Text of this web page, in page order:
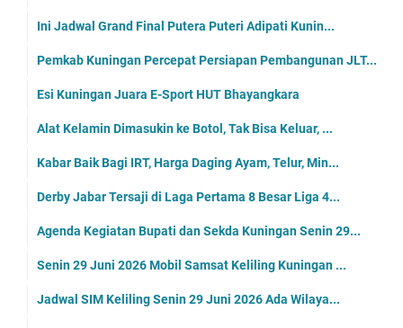
Ini Jadwal Grand Final Putera Puteri Adipati Kunin...
Pemkab Kuningan Percepat Persiapan Pembangunan JLT...
Esi Kuningan Juara E-Sport HUT Bhayangkara
Alat Kelamin Dimasukin ke Botol, Tak Bisa Keluar, ...
Kabar Baik Bagi IRT, Harga Daging Ayam, Telur, Min...
Derby Jabar Tersaji di Laga Pertama 8 Besar Liga 4...
Agenda Kegiatan Bupati dan Sekda Kuningan Senin 29...
Senin 29 Juni 2026 Mobil Samsat Keliling Kuningan ...
Jadwal SIM Keliling Senin 29 Juni 2026 Ada Wilaya...